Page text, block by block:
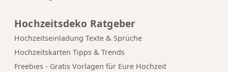
Hochzeitsdeko Ratgeber
Hochzeitseinladung Texte & Sprüche
Hochzeitskarten Tipps & Trends
Freebies - Gratis Vorlagen für Eure Hochzeit